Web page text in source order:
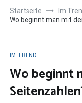
Startseite
Im
Wo beginnt man mit
IM TREND
Wo beginnt